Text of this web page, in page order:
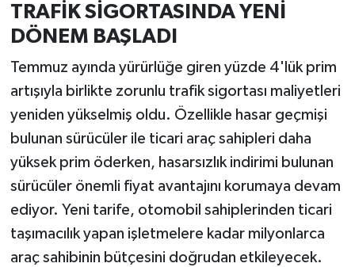
TRAFİK SİGORTASINDA YENİ
DÖNEM BAŞLADI
Temmuz ayında yürürlüğe giren yüzde 4'lük prim
artışıyla birlikte zorunlu trafik sigortası maliyetleri
yeniden yükselmiş oldu. Özellikle hasar geçmişi
bulunan sürücüler ile ticari araç sahipleri daha
yüksek prim öderken, hasarsızlık indirimi bulunan
sürücüler önemli fiyat avantajını korumaya devam
ediyor. Yeni tarife, otomobil sahiplerinden ticari
taşımacılık yapan işletmelere kadar milyonlarca
araç sahibinin bütçesini doğrudan etkileyecek.